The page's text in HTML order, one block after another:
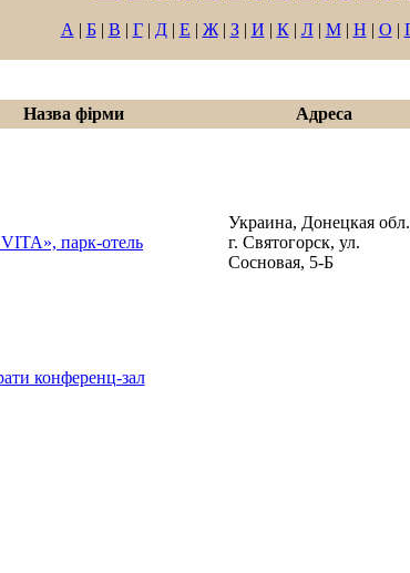
А | Б| В | Г| Д| Е | Ж| З| И | К| Л| М| Н | О |
Назва фірми Адреса
парк-отель
Украина, Донецкая
г. Святогорск, ул.
Сосновая, 5-Б
конференц-зал